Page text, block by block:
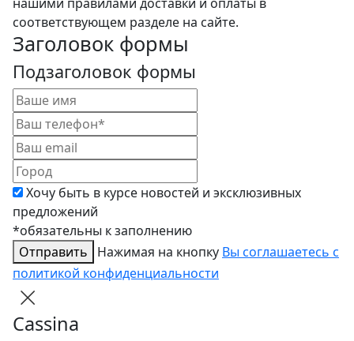
нашими правилами доставки и оплаты в
соответствующем разделе на сайте.
Заголовок формы
Подзаголовок формы
Хочу быть в курсе новостей и эксклюзивных
предложений
*обязательны к заполнению
Отправить
Нажимая на кнопку Вы соглашаетесь с
политикой конфиденциальности
Cassina